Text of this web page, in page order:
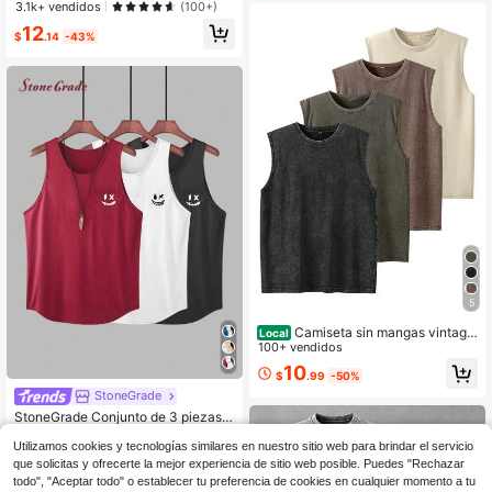
para todos los días.
3.1k+ vendidos
(100+)
$12.14 -43%
StoneGrade
StoneGrade Conjunto de 3 piezas p
al de verano, con gráficos impresos
tipo vintage y camiseta sin mangas
con dobladillo curvo, para vacacion
$13.57 -33%
5
Local Camiseta sin mangas vintage
lavada para hombre, chaleco inform
al de cuello redondo de corte holga
do, camiseta de verano transpirable
100+ vendidos
$10.99 -50%
Utilizamos cookies y tecnologías similares en nuestro sitio web para brindar el servicio
que solicitas y ofrecerte la mejor experiencia de sitio web posible. Puedes "Rechazar
todo", "Aceptar todo" o establecer tu preferencia de cookies en cualquier momento a tu